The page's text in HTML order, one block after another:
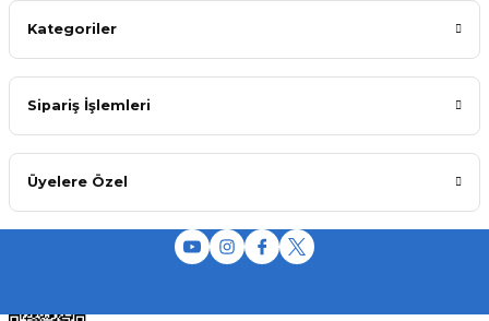
Kategoriler
Sipariş İşlemleri
Üyelere Özel